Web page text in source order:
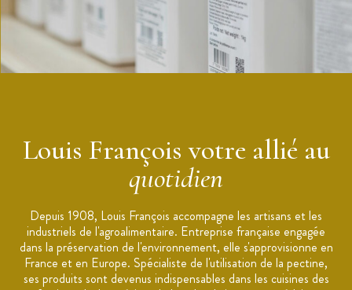
Conservation : À l'abri de l'humidité, la chaleur, et la lumière.
Marque :
Louis François
Louis François votre allié au
quotidien
Depuis 1908, Louis François accompagne les artisans et les
industriels de l'agroalimentaire. Entreprise française engagée
dans la préservation de l'environnement, elle s'approvisionne en
France et en Europe. Spécialiste de l'utilisation de la pectine,
ses produits sont devenus indispensables dans les cuisines des